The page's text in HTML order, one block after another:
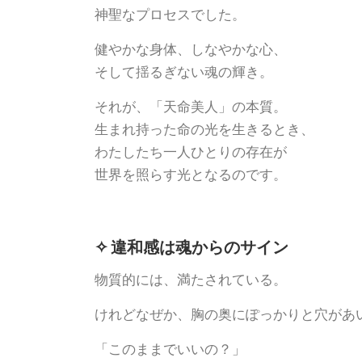
神聖なプロセスでした。
健やかな身体、しなやかな心、
そして揺るぎない魂の輝き。
それが、「天命美人」の本質。
生まれ持った命の光を生きるとき、
わたしたち一人ひとりの存在が
世界を照らす光となるのです。
✧ 違和感は魂からのサイン
物質的には、満たされている。
けれどなぜか、胸の奥にぽっかりと穴が
「このままでいいの？」